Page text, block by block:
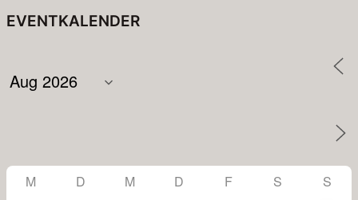
EVENTKALENDER
M D M D F S
S